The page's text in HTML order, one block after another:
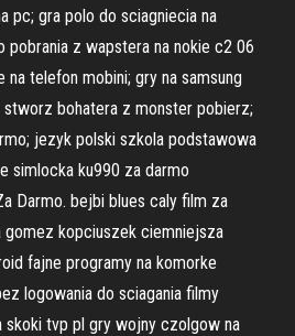
pc; gra polo do sciagniecia na
pobrania z wapstera na nokie c2 06
telefon mobini; gry na samsung
bohatera z monster pobierz;
jezyk polski szkola podstawowa
simlocka ku990 za darmo
Darmo. bejbi blues caly film za
gomez kopciuszek ciemniejsza
fajne programy na komorke
logowania do sciagania filmy
skoki tvp pl gry wojny czolgow na